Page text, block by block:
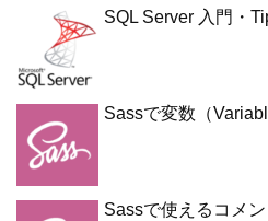
SQL Server 入門・
Sassで変数（
Sassで使えるコメ